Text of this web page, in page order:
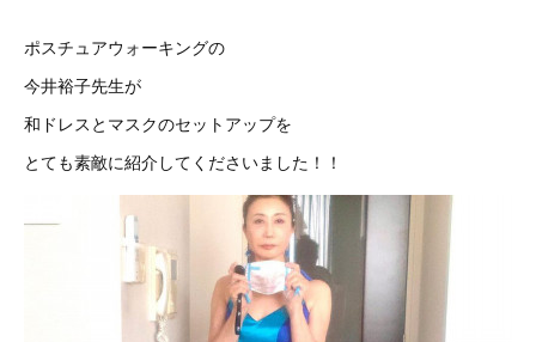
ポスチュアウォーキングの
今井裕子先生が
和ドレスとマスクのセットアップを
とても素敵に紹介してくださいました！！